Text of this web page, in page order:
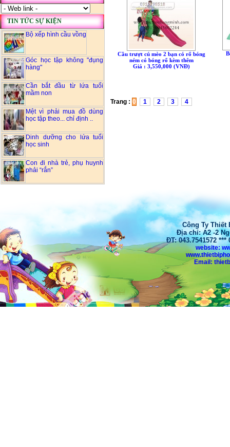
TIN TỨC SỰ KIỆN
Bộ xếp hình cầu vồng
Góc học tập không "đụng
hàng"
Cần bắt đầu từ lứa tuổi
mầm non
Mệt vì phải mua đồ dùng
học tập theo... chỉ định ..
Dinh dưỡng cho lứa tuổi
học sinh
Con đi nhà trẻ, phụ huynh
phải “rắn”
Cầu trượt cú mèo 2 bạn có rổ bóng
ném có bóng rổ kèm thêm
Giá : 3,550,000 (VNÐ)
Trang : 0 1 2 3 4
Công Ty Thiết
Địa chỉ: A2 -2
ĐT: 043.7541572 ***
website:
Email: